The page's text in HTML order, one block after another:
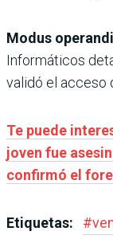
Modus
Informáticos
validó el acceso
Te puede
joven fue
confirmó el
Etiquetas: #